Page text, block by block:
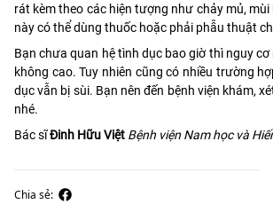
rát kèm theo các hiện tượng như chảy mủ,
này có thể dùng thuốc hoặc phải phẫu thuật
Bạn chưa quan hệ tình dục bao giờ thì nguy
không cao. Tuy nhiên cũng có nhiều trường
dục vẫn bị sùi. Bạn nên đến bệnh viện khám,
nhé.
Bác sĩĐinh Hữu Việt Bệnh viện Nam học và
Chia sẻ: